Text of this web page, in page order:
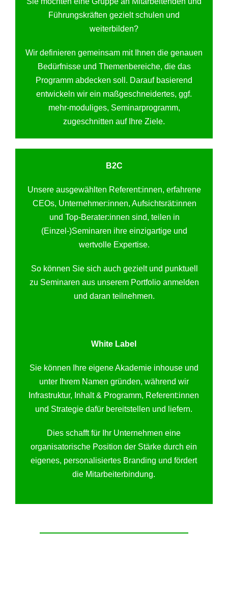
Führungskräften gezielt schulen und
weiterbilden?
Wir definieren gemeinsam mit Ihnen die genauen
Bedürfnisse und Themenbereiche, die das
Programm abdecken soll. Darauf basierend
entwickeln wir ein maßgeschneidertes, ggf.
mehr-moduliges, Seminarprogramm,
zugeschnitten auf Ihre Ziele.
B2C
Unsere ausgewählten Referent:innen, erfahrene
CEOs, Unternehmer:innen, Aufsichtsrät:innen
und Top-Berater:innen sind, teilen in
(Einzel-)Seminaren ihre einzigartige und
wertvolle Expertise.
So können Sie sich auch gezielt und punktuell
zu Seminaren aus unserem Portfolio anmelden
und daran teilnehmen.
White Label
Sie können Ihre eigene Akademie inhouse und
unter Ihrem Namen gründen, während wir
Infrastruktur, Inhalt & Programm, Referent:innen
und Strategie dafür bereitstellen und liefern.
Dies schafft für Ihr Unternehmen eine
organisatorische Position der Stärke durch ein
eigenes, personalisiertes Branding und fördert
die Mitarbeiterbindung.